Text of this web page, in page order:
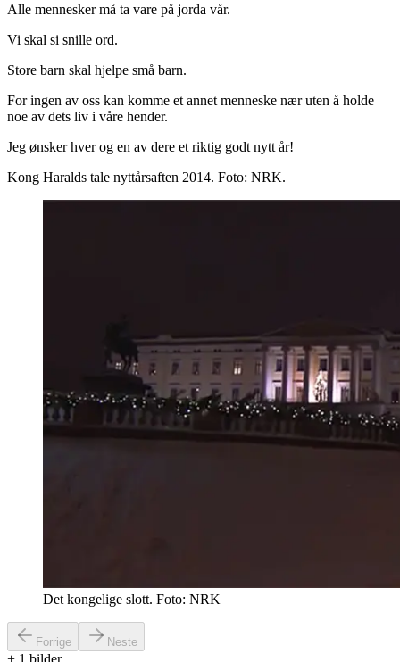
Alle mennesker må ta vare på jorda vår.
Vi skal si snille ord.
Store barn skal hjelpe små barn.
For ingen av oss kan komme et annet menneske nær uten å holde
noe av dets liv i våre hender.
Jeg ønsker hver og en av dere et riktig godt nytt år!
Kong Haralds tale nyttårsaften 2014. Foto: NRK.
Det kongelige slott. Foto: NRK
Forrige Neste
+ 1 bilder